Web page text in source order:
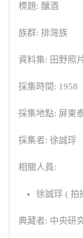
標題: 釀酒
族群: 排灣族
資料集: 田野照片
採集時間: 1958
採集地點: 屏東
採集者: 徐誠琈
相關人員:
徐誠琈 ( 拍
典藏者: 中央研